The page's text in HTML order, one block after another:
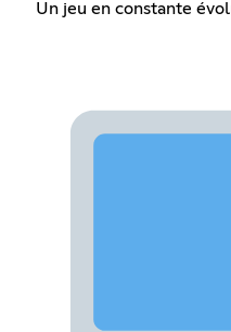
Un jeu en constante